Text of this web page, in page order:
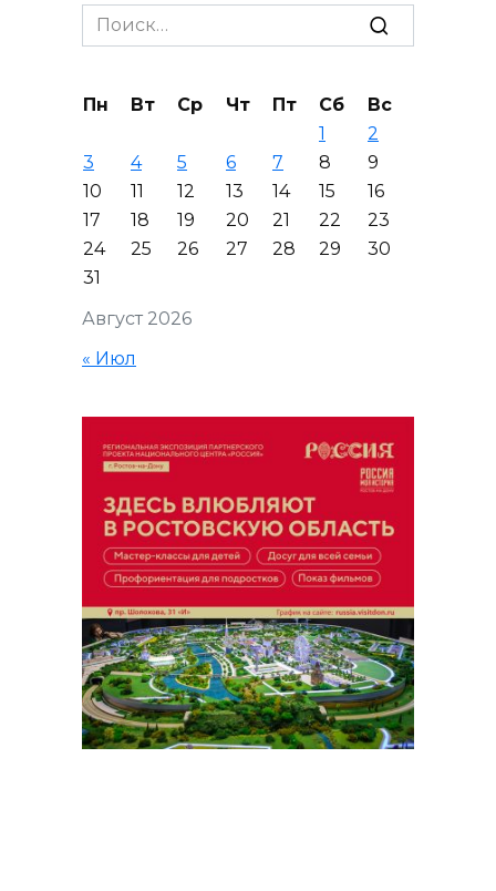
Search
for:
Август 2026
Пн Вт Ср Чт Пт Сб
Вс
1
2
3
4 5 6 7 8
9
10
11 12 13 14 15
16
17
18 19 20 21 22
23
24
25 26 27 28 29
30
31
« Июл